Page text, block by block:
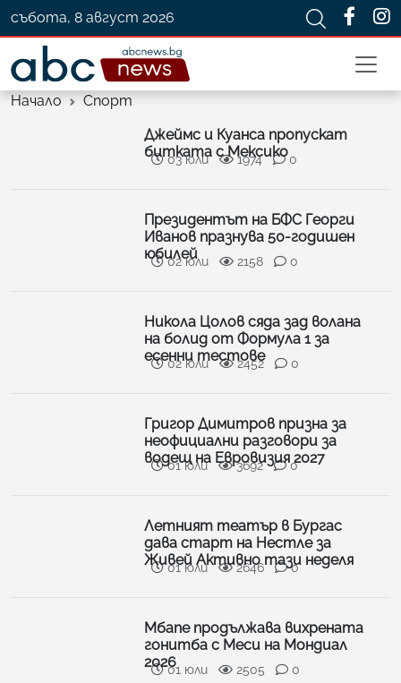
събота, 8 август 2026
Начало
Спорт
Джеймс и Куанса пропускат
битката с Мексико
03 юли 1974 0
Президентът на БФС Георги
Иванов празнува 50-годишен
юбилей
02 юли 2158 0
Никола Цолов сяда зад волана
на болид от Формула 1 за
есенни тестове
02 юли 2452 0
Григор Димитров призна за
неофициални разговори за
водещ на Евровизия 2027
01 юли 3692 0
Летният театър в Бургас
дава старт на Нестле за
Живей Активно тази неделя
01 юли 2646 0
Мбапе продължава вихрената
гонитба с Меси на Мондиал
202601 юли 2505 0